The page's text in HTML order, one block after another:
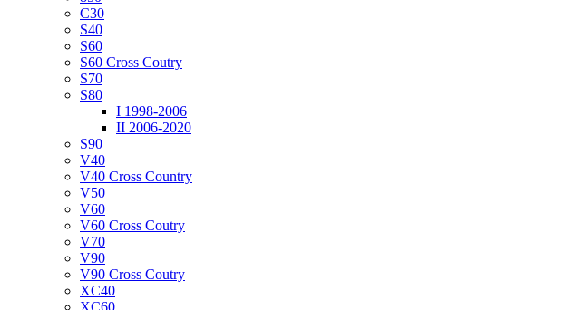
C30
S40
S60
S60 Cross Coutry
S70
S80
I 1998-2006
II 2006-2020
S90
V40
V40 Cross Country
V50
V60
V60 Cross Coutry
V70
V90
V90 Cross Coutry
XC40